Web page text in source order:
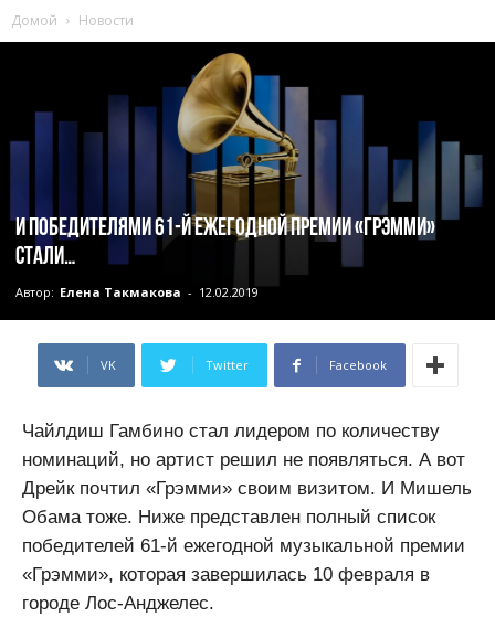
Домой Новости
И победителями 61-й ежегодной премии «Грэмми»
стали…
Автор: Елена Такмакова - 12.02.2019
VK Twitter Facebook
Чайлдиш Гамбино стал лидером по количеству
номинаций, но артист решил не появляться. А вот
Дрейк почтил «Грэмми» своим визитом. И Мишель
Обама тоже. Ниже представлен полный список
победителей 61-й ежегодной музыкальной премии
«Грэмми», которая завершилась 10 февраля в
городе Лос-Анджелес.